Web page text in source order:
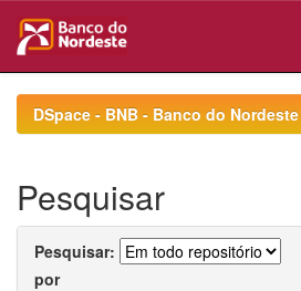
navigationDSpace - BNB - Banco do
Pesquisar
Pesquisar:
por